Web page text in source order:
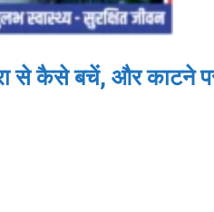
से कैसे बचें, और काटने